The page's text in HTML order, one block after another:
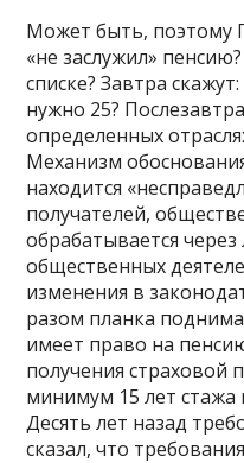
Может быть, поэтому
«не заслужил»
списке? Завтра
нужно 25?
определенных
Механизм
находится
получателей,
обрабатывается
общественных
изменения в
разом планка
имеет право на
получения страховой
минимум 15 лет стажа
Десять лет назад
сказал, что